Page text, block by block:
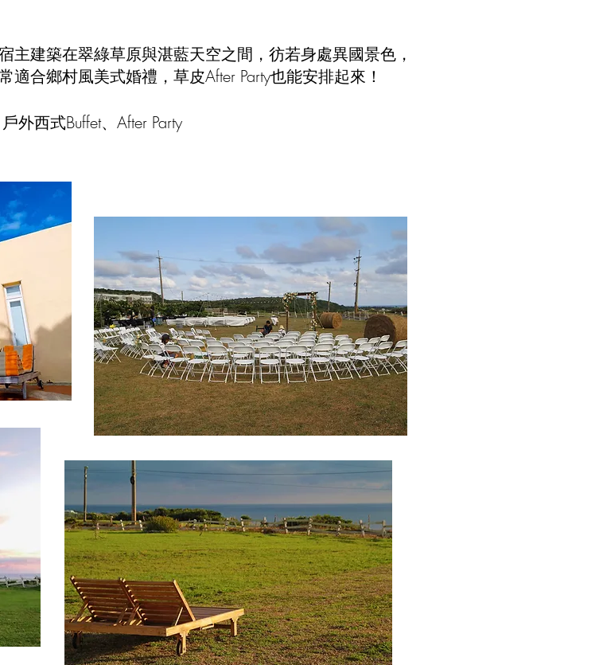
主建築在翠綠草原與湛藍天空之間，彷若身處異國景色，
合鄉村風美式婚禮，草皮After Party也能安排起來！
外西式Buffet、After Party